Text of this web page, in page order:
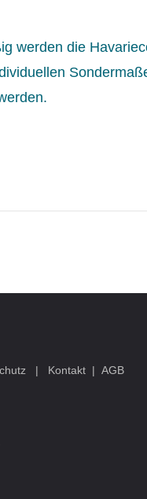
werden die
| Kontakt| AGB